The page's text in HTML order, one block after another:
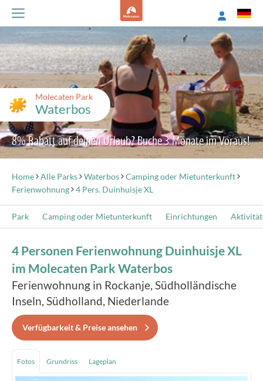
Molecaten Park
Waterbos
8% Rabatt auf deinen Urlaub? Buche 3 Monate im Voraus!
Home Alle Parks Waterbos
Camping oder Mietunterkunft
Ferienwohnung
4 Pers. Duinhuisje XL
Park Camping oder Mietunterkunft Einrichtungen
4 Personen Ferienwohnung Duinhuisje XL
im Molecaten Park Waterbos
Ferienwohnung in Rockanje, Südholländische
Inseln, Südholland, Niederlande
Verfügbarkeit & Preise ansehen
Fotos Grundriss Lageplan